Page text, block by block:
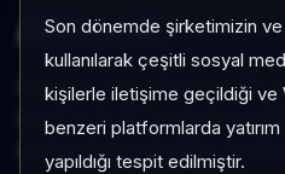
Son dönemde şirketimizin ve
kullanılarak çeşitli sosyal
kişilerle iletişime geçildiği ve
benzeri platformlarda
yapıldığı tespit edilmiştir.
Akbank
Akbank, Sat kategorisinde,
ayda %-9,75, orta risk
analizi EkonLab detay